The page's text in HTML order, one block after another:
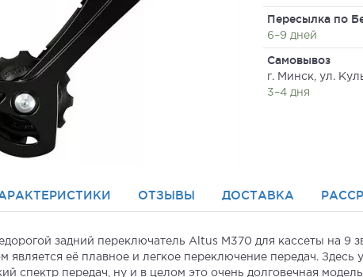
Пересылка по
6–9 дней
Самовывоз
г. Минск, ул.
3–4 дня
ОТЗЫВЫ ДОСТАВКА
задний переключатель Altus M370 для кассеты на 9
является её плавное и легкое переключение передач.
спектр передач, ну и в целом это очень долговечная